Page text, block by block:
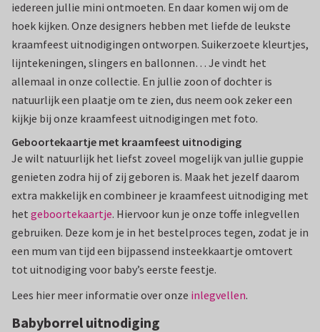
iedereen jullie mini ontmoeten. En daar komen wij om de
hoek kijken. Onze designers hebben met liefde de leukste
kraamfeest uitnodigingen ontworpen. Suikerzoete kleurtjes,
lijntekeningen, slingers en ballonnen… Je vindt het
allemaal in onze collectie. En jullie zoon of dochter is
natuurlijk een plaatje om te zien, dus neem ook zeker een
kijkje bij onze kraamfeest uitnodigingen met foto.
Geboortekaartje met kraamfeest uitnodiging
Je wilt natuurlijk het liefst zoveel mogelijk van jullie guppie
genieten zodra hij of zij geboren is. Maak het jezelf daarom
extra makkelijk en combineer je kraamfeest uitnodiging met
het geboortekaartje. Hiervoor kun je onze toffe inlegvellen
gebruiken. Deze kom je in het bestelproces tegen, zodat je in
een mum van tijd een bijpassend insteekkaartje omtovert
tot uitnodiging voor baby’s eerste feestje.
Lees hier meer informatie over onze inlegvellen.
Babyborrel uitnodiging